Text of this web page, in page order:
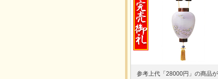
参考上代「28000円」の商品